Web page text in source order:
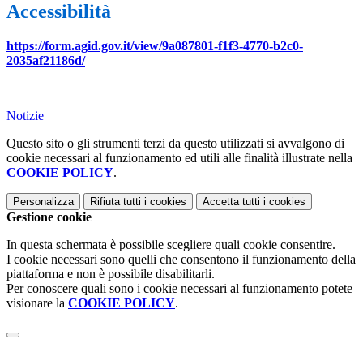
Accessibilità
https://form.agid.gov.it/view/9a087801-f1f3-4770-b2c0-
2035af21186d/
Notizie
Questo sito o gli strumenti terzi da questo utilizzati si avvalgono di
cookie necessari al funzionamento ed utili alle finalità illustrate nella
COOKIE POLICY.
Personalizza Rifiuta tutti i cookies Accetta tutti i cookies
Gestione cookie
In questa schermata è possibile scegliere quali cookie consentire.
I cookie necessari sono quelli che consentono il funzionamento della
piattaforma e non è possibile disabilitarli.
Per conoscere quali sono i cookie necessari al funzionamento potete
visionare la COOKIE POLICY.